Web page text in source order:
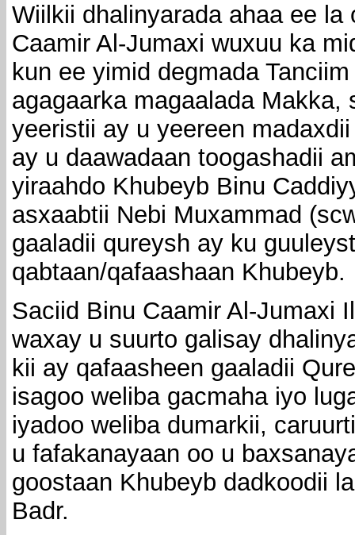
Wiilkii dhalinyarada ahaa ee la
Caamir Al-Jumaxi wuxuu ka
kun ee yimid degmada
agagaarka magaalada Makka,
yeeristii ay u yeereen
ay u daawadaan toogashadii
yiraahdo Khubeyb Binu
asxaabtii Nebi Muxammad
gaaladii qureysh ay ku
qabtaan/qafaashaan Khubeyb.
Saciid Binu Caamir Al-Jumaxi
waxay u suurto galisay
kii ay qafaasheen gaaladii
isagoo weliba gacmaha iyo
iyadoo weliba dumarkii,
u fafakanayaan oo u
goostaan Khubeyb dadkoodii
Badr.